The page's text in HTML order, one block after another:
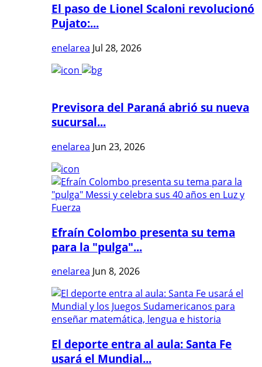
El paso de Lionel Scaloni revolucionó
Pujato:...
enelarea Jul 28, 2026
Previsora del Paraná abrió su nueva
sucursal...
enelarea Jun 23, 2026
Efraín Colombo presenta su tema
para la "pulga"...
enelarea Jun 8, 2026
El deporte entra al aula: Santa Fe
usará el Mundial...